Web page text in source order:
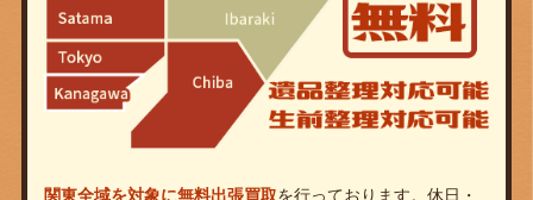
関東全域を対象に無料出張買取を行っております。休日・